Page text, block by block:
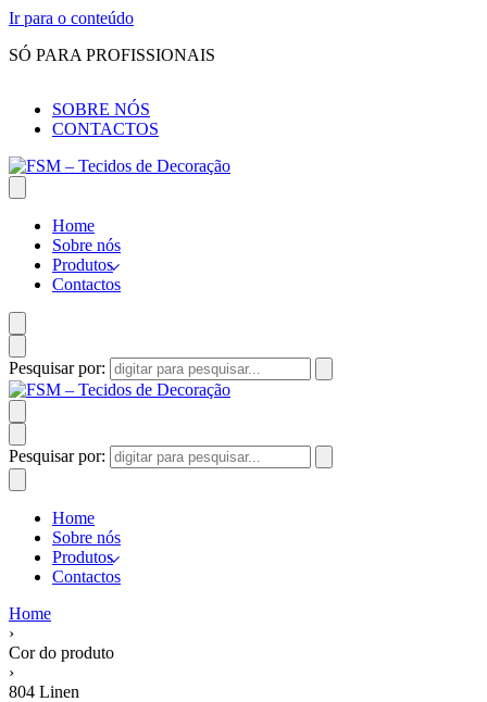
Ir para o conteúdo
SÓ PARA PROFISSIONAIS
SOBRE NÓS
CONTACTOS
Home
Sobre nós
Produtos
Contactos
Pesquisar por:
Pesquisar por:
Home
Sobre nós
Produtos
Contactos
Home
›
Cor do produto
›
804 Linen